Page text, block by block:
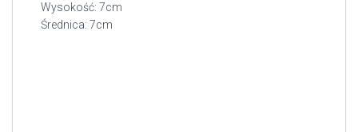
Wysokość: 7cm
Średnica: 7cm